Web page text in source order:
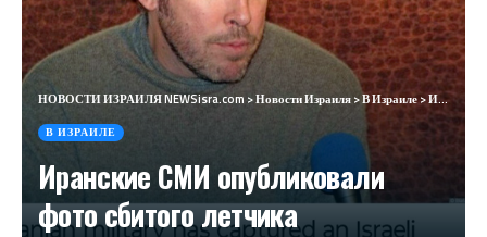
НОВОСТИ ИЗРАИЛЯ NEWSisra.com >Новости Израиля>В Израиле>Иранские СМИ опубликовали фото сбитого летчика
В ИЗРАИЛЕ
Иранские СМИ опубликовали
фото сбитого летчика